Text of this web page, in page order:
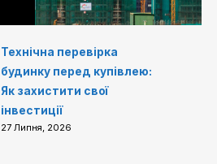
Технічна перевірка
будинку перед купівлею:
Як захистити свої
інвестиції
27 Липня, 2026